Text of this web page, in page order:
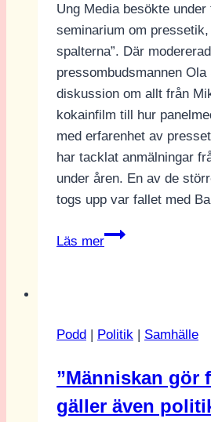
Ung Media besökte
seminarium om pressetik,
spalterna”. Där
pressombudsmannen
diskussion om allt från
kokainfilm till hur
med erfarenhet av
har tacklat anmälningar
under åren. En av de
togs upp var fallet med
Läs mer
Den
Podd | Politik | Samhälle
”Människan gör
gäller även